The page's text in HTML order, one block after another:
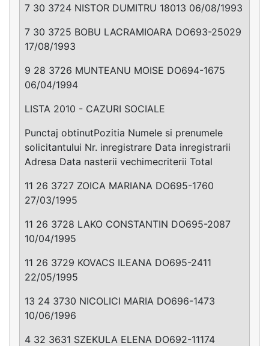
7 30 3724 NISTOR DUMITRU 18013 06/08/1993
7 30 3725 BOBU LACRAMIOARA DO693-25029
17/08/1993
9 28 3726 MUNTEANU MOISE DO694-1675
06/04/1994
LISTA 2010 - CAZURI SOCIALE
Punctaj obtinutPozitia Numele si prenumele
solicitantului Nr. inregistrare Data inregistrarii
Adresa Data nasterii vechimecriterii Total
11 26 3727 ZOICA MARIANA DO695-1760
27/03/1995
11 26 3728 LAKO CONSTANTIN DO695-2087
10/04/1995
11 26 3729 KOVACS ILEANA DO695-2411
22/05/1995
13 24 3730 NICOLICI MARIA DO696-1473
10/06/1996
4 32 3631 SZEKULA ELENA DO692-11174